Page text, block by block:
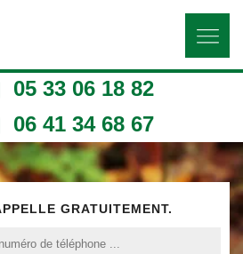
05 33 06 18 82
06 41 34 68 67
GRATUITEMENT.